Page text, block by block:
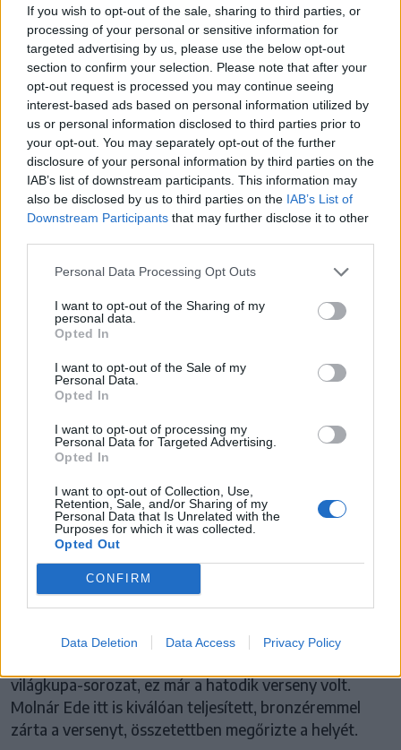
If you wish to opt-out of the sale, sharing to third parties, or
processing of your personal or sensitive information for
targeted advertising by us, please use the below opt-out
section to confirm your selection. Please note that after your
opt-out request is processed you may continue seeing
interest-based ads based on personal information utilized by
us or personal information disclosed to third parties prior to
your opt-out. You may separately opt-out of the further
disclosure of your personal information by third parties on the
IAB’s list of downstream participants. This information may
also be disclosed by us to third parties on the IAB’s List of
Downstream Participants that may further disclose it to other
Personal Data Processing Opt Outs
I want to opt-out of the Sharing of my
personal data.
Opted In
I want to opt-out of the Sale of my
Personal Data.
Opted In
I want to opt-out of processing my
Personal Data for Targeted Advertising.
Opted In
I want to opt-out of Collection, Use,
Retention, Sale, and/or Sharing of my
Personal Data that Is Unrelated with the
Purposes for which it was collected.
Opted Out
CONFIRM
Data Deletion Data Access Privacy Policy
MOLNÁR EDE
Dobogóra állt a sepsiszentgyörgyi
kerékpározó a kontinenstornán
Molnár Ede címvédőként indult el, a döntőig menetelt,
ott pedig elérte, hogy éremmel térjen haza. Ez a
harmadik a kollekciójában.
HEGYIKERÉKPÁROZÁS
Dobogóra állt Brazíliában a
sepsiszentgyörgyi kerékpáros
Két és fél hónap után Brazíliában, Sau Paulo városában
világkupa-sorozat, ez már a hatodik verseny volt.
Molnár Ede itt is kiválóan teljesített, bronzéremmel
zárta a versenyt, összetettben megőrizte a helyét.